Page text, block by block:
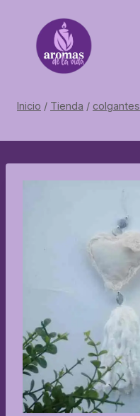
contenido
Inicio / Tienda / colgantes